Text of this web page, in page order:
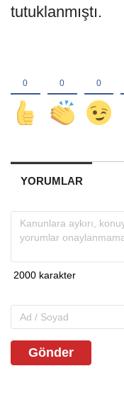
tutuklanmıştı.
YORUMLAR
Gönder